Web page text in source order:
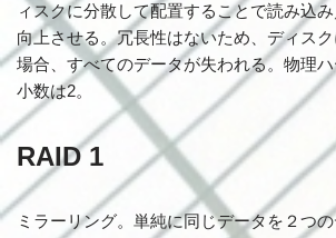
ィスクに分散して配置することで読み込
向上させる。冗長性はないため、ディス
場合、すべてのデータが失われる。物理
小数は2。
RAID 1
ミラーリング。単純に同じデータを２つ